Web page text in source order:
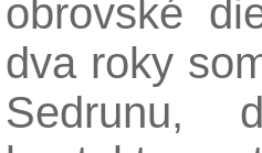
obrovské
dva roky
Sedrunu,